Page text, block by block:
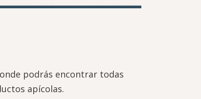
podrás encontrar todas
apícolas.